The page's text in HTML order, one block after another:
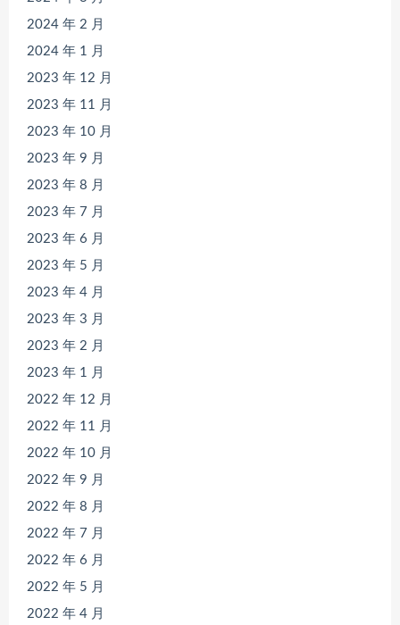
2024 年 2 月
2024 年 1 月
2023 年 12 月
2023 年 11 月
2023 年 10 月
2023 年 9 月
2023 年 8 月
2023 年 7 月
2023 年 6 月
2023 年 5 月
2023 年 4 月
2023 年 3 月
2023 年 2 月
2023 年 1 月
2022 年 12 月
2022 年 11 月
2022 年 10 月
2022 年 9 月
2022 年 8 月
2022 年 7 月
2022 年 6 月
2022 年 5 月
2022 年 4 月